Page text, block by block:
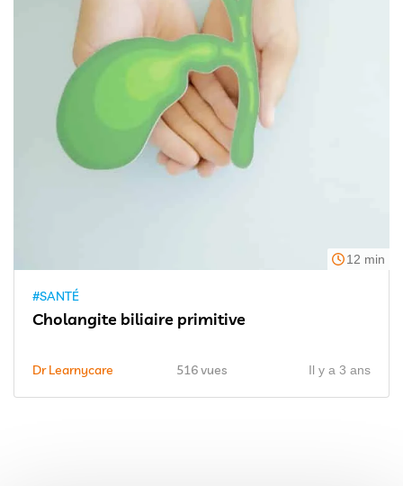
12 min
#SANTÉ
Cholangite biliaire primitive
Dr Learnycare 516 vues Il y a 3 ans